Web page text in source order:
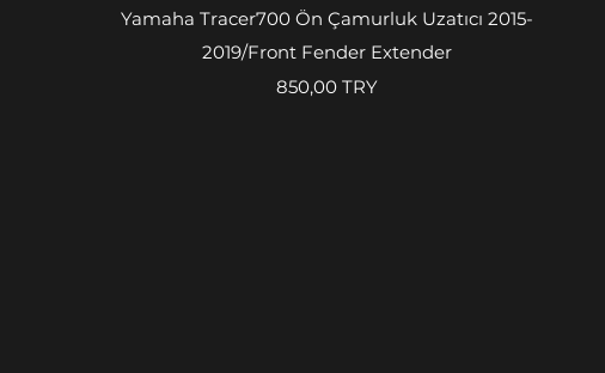
Aperçu rapide
Yamaha Tracer700 Ön Çamurluk Uzatıcı 2015-
2019/Front Fender Extender
Prix
850,00 TRY